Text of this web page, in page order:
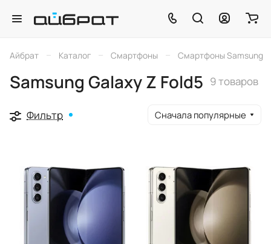
Айбрат – Каталог – Смартфоны – Смартфоны Samsung
Samsung Galaxy Z Fold5 9 товаров
Фильтр Сначала популярные